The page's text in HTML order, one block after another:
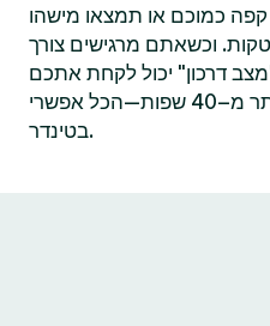
כמוכם או תמצאו מישהו
וכשאתם מרגישים צורך
דרכון" יכול לקחת אתכם
ליותר מ–190 מדינות ביותר מ–40 שפות—הכל אפשרי
בטינדר.